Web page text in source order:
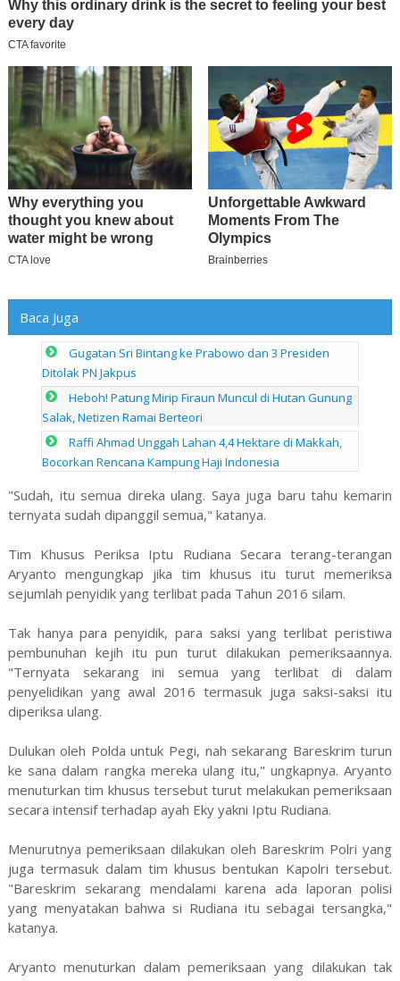
Baca Juga
Gugatan Sri Bintang ke Prabowo dan 3 Presiden
Ditolak PN Jakpus
Heboh! Patung Mirip Firaun Muncul di Hutan Gunung
Salak, Netizen Ramai Berteori
Raffi Ahmad Unggah Lahan 4,4 Hektare di Makkah,
Bocorkan Rencana Kampung Haji Indonesia
"Sudah, itu semua direka ulang. Saya juga baru tahu kemarin
ternyata sudah dipanggil semua," katanya.
Tim Khusus Periksa Iptu Rudiana Secara terang-terangan
Aryanto mengungkap jika tim khusus itu turut memeriksa
sejumlah penyidik yang terlibat pada Tahun 2016 silam.
Tak hanya para penyidik, para saksi yang terlibat peristiwa
pembunuhan kejih itu pun turut dilakukan pemeriksaannya.
"Ternyata sekarang ini semua yang terlibat di dalam
penyelidikan yang awal 2016 termasuk juga saksi-saksi itu
diperiksa ulang.
Dulukan oleh Polda untuk Pegi, nah sekarang Bareskrim turun
ke sana dalam rangka mereka ulang itu," ungkapnya. Aryanto
menuturkan tim khusus tersebut turut melakukan pemeriksaan
secara intensif terhadap ayah Eky yakni Iptu Rudiana.
Menurutnya pemeriksaan dilakukan oleh Bareskrim Polri yang
juga termasuk dalam tim khusus bentukan Kapolri tersebut.
"Bareskrim sekarang mendalami karena ada laporan polisi
yang menyatakan bahwa si Rudiana itu sebagai tersangka,"
katanya.
Aryanto menuturkan dalam pemeriksaan yang dilakukan tak